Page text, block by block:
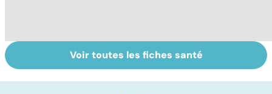
Prématurés :
pour un avenir
Danse, théâtre,
musique : les arts
Voir toutes les fiches santé